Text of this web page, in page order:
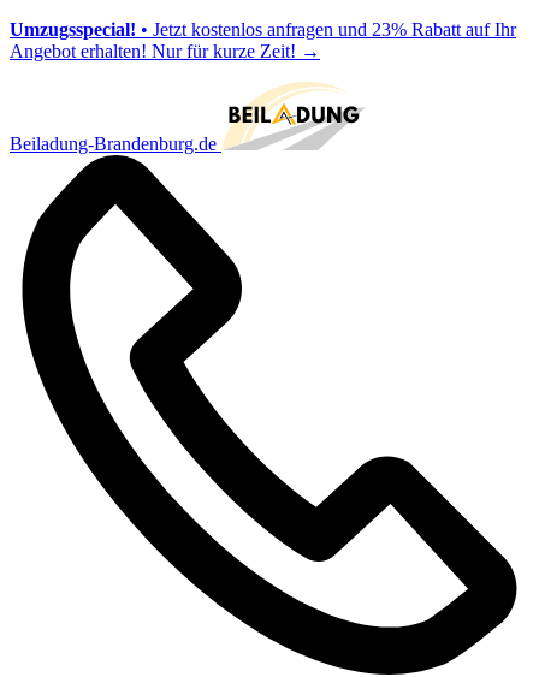
Umzugsspecial! • Jetzt kostenlos anfragen und 23% Rabatt auf Ihr
Angebot erhalten! Nur für kurze Zeit! →
Beiladung-Brandenburg.de